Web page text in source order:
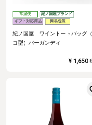
常温便
紀ノ国屋ブランド
ギフト対応商品
簡易包装
紀ノ国屋 ワイントートバッグ
コ型）バーガンディ
¥ 1,650